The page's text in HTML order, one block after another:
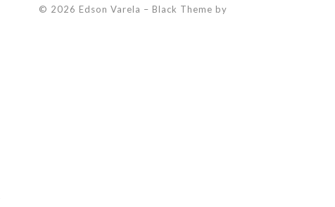
© 2026 Edson Varela – Black Theme by